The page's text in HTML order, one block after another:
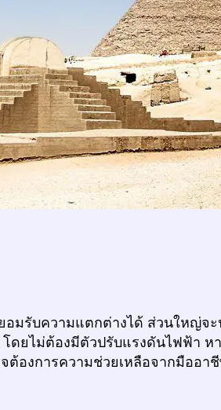
มรับความแตกต่างได้ ส่วนใหญ่จ
ดยไม่ต้องมีตัวปรับแรงดันไฟฟ้า
องการความช่วยเหลือจากมืออาชี